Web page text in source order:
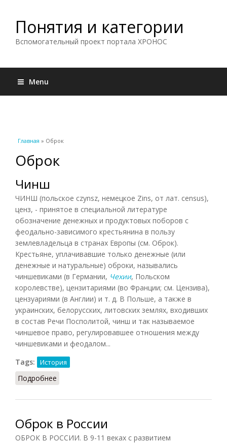
Понятия и категории
Вспомогательный проект портала ХРОНОС
Menu
Вы здесь
Главная » Оброк
Оброк
Чинш
ЧИНШ (польское czynsz, немецкое Zins, от лат. census),
ценз, - принятое в специальной литературе
обозначение денежных и продуктовых поборов с
феодально-зависимого крестьянина в пользу
землевладельца в странах Европы (см. Оброк).
Крестьяне, уплачивавшие только денежные (или
денежные и натуральные) оброки, назывались
чиншевиками (в Германии, Чехии, Польском
королевстве), цензитариями (во Франции; см. Цензива),
цензуариями (в Англии) и т. д. В Польше, а также в
украинских, белорусских, литовских землях, входивших
в состав Речи Посполитой, чинш и так называемое
чиншевое право, регулировавшее отношения между
чиншевиками и феодалом...
Tags:
История
Подробнее
Оброк в России
ОБРОК В РОССИИ. В 9-11 веках с развитием